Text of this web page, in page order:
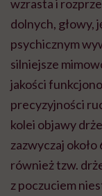
wzrasta i
dolnych, głowy,
psychicznym
silniejsze
jakości
precyzyjności
kolei objawy
zazwyczaj
również tzw.
z poczuciem